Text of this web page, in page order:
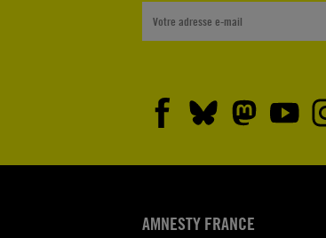
AMNESTY FRANCE